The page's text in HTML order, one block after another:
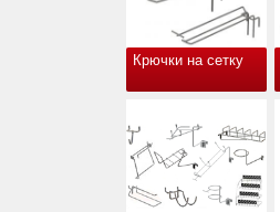
Крючки на сетку